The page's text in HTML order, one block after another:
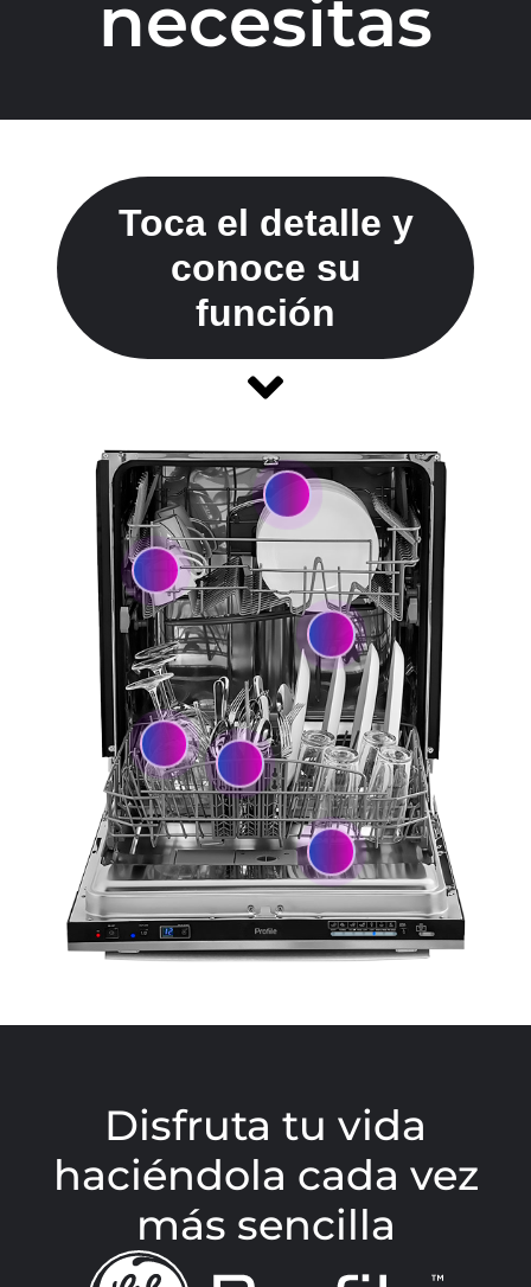
necesitas
Toca el detalle y
conoce su
función
Disfruta tu vida
haciéndola cada vez
más sencilla